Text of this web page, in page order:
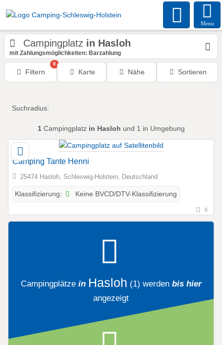
Menu
Campingplatz in Hasloh
mit Zahlungsmöglichkeiten: Barzahlung
Filtern
0
Karte Nähe Sortieren
Suchradius:
1Campingplatz in Hasloh und 1 in Umgebung
Camping Tante Henni
25474 Hasloh, Schleswig-Holstein, Deutschland
Klassifizierung: Keine BVCD/DTV-Klassifizierung
6
Campingplätze in Hasloh (1) werden bis hier
angezeigt